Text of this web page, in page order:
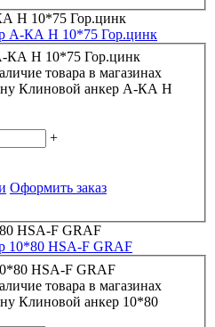
А-КА H 10*75 Гор.цинк
товара в магазинах
Клиновой анкер А-КА H
+
Оформить заказ
10*80 HSA-F GRAF
товара в магазинах
Клиновой анкер 10*80